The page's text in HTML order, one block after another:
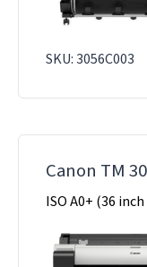
SKU: 3056C003
Canon TM
ISO A0+ (36